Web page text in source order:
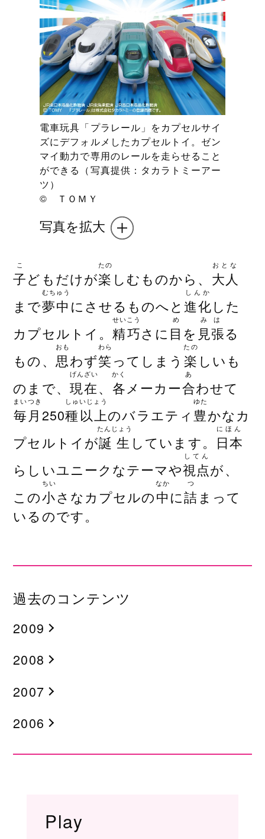
電車玩具「プラレール」をカプセルサイ
ズにデフォルメしたカプセルトイ。ゼン
マイ動力で専用のレールを走らせること
ができる（写真提供：タカラトミーアー
ツ）
© ＴＯＭＹ
写真を拡大
子
こ
どもだけが楽
たの
しむものから、 大人
おとな
まで夢中
むちゅう
にさせるものへと進化
しんか
した
カプセルトイ。 精巧
せいこう
さに 目
め
を 見張
みは
る
もの、 思
おも
わず笑
わら
ってしまう 楽
たの
しいも
のまで、 現在
げんざい
、 各
かく
メーカー合
あ
わせて
毎月
まいつき
250種以上
しゅいじょう
のバラエティ 豊
ゆた
かなカ
プセルトイが誕生
たんじょう
しています。 日本
にほん
らしいユニークなテーマや視点
してん
が、
この小
ちい
さなカプセルの中
なか
に詰
つ
まって
いるのです。
過去のコンテンツ
2009
2008
2007
2006
Play